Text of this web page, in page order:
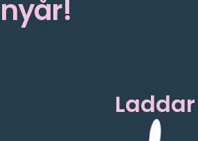
nyår!
Laddar